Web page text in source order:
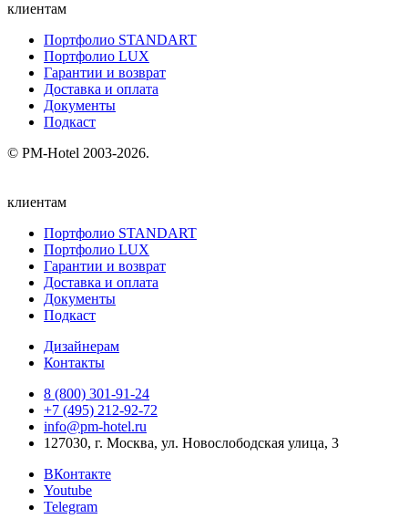
клиентам
Портфолио STANDART
Портфолио LUX
Гарантии и возврат
Доставка и оплата
Документы
Подкаст
© PM-Hotel 2003-2026.
клиентам
Портфолио STANDART
Портфолио LUX
Гарантии и возврат
Доставка и оплата
Документы
Подкаст
Дизайнерам
Контакты
8 (800) 301‑91‑24
+7 (495) 212‑92‑72
info@pm-hotel.ru
127030, г. Москва, ул. Новослободская улица, 3
ВКонтакте
Youtube
Telegram